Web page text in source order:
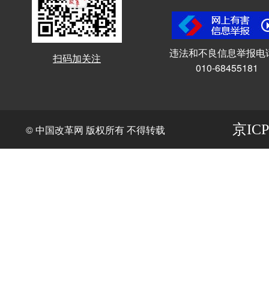
扫码加关注
违法和不良信息举报电
010-68455181
© 中国改革网 版权所有 不得转载 京